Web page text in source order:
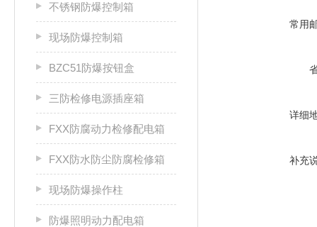
不锈钢防爆控制箱
现场防爆控制箱
BZC51防爆按钮盒
三防检修电源插座箱
FXX防腐动力检修配电箱
FXX防水防尘防腐检修箱
现场防爆操作柱
防爆照明动力配电箱
常用
详细
补充